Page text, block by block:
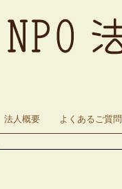
法人概要 よくあるご質問